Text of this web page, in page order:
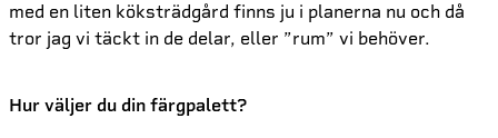
med en liten köksträdgård finns ju i planerna nu och då
tror jag vi täckt in de delar, eller ”rum” vi behöver.
Hur väljer du din färgpalett?